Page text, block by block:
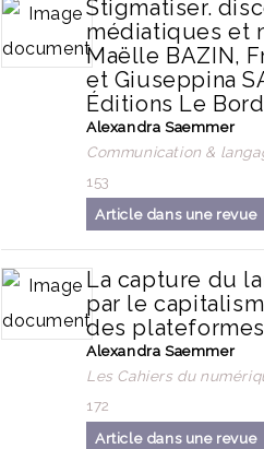
Stigmatiser.
médiatiques et
Maëlle BAZIN,
et Giuseppina
Éditions Le
Alexandra Saemmer
Communication &
153
Article dans une revue
La capture du
par le
des plateformes
Alexandra Saemmer
Les Cahiers du
172
Article dans une revue